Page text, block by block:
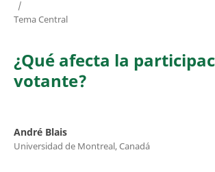
/
Tema Central
¿Qué afecta la
votante?
André Blais
Universidad de Montreal, Canadá